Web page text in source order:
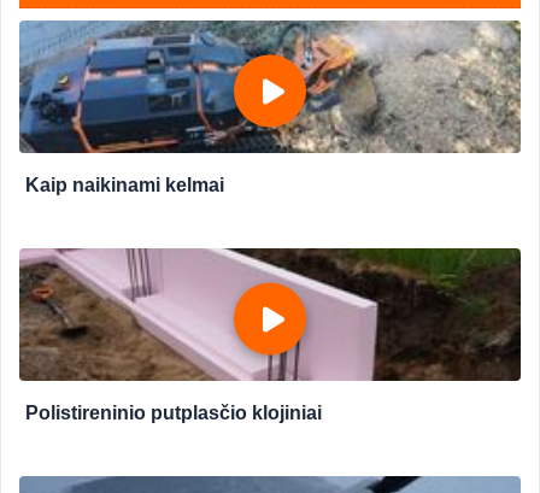
Kaip naikinami kelmai
Polistireninio putplasčio klojiniai